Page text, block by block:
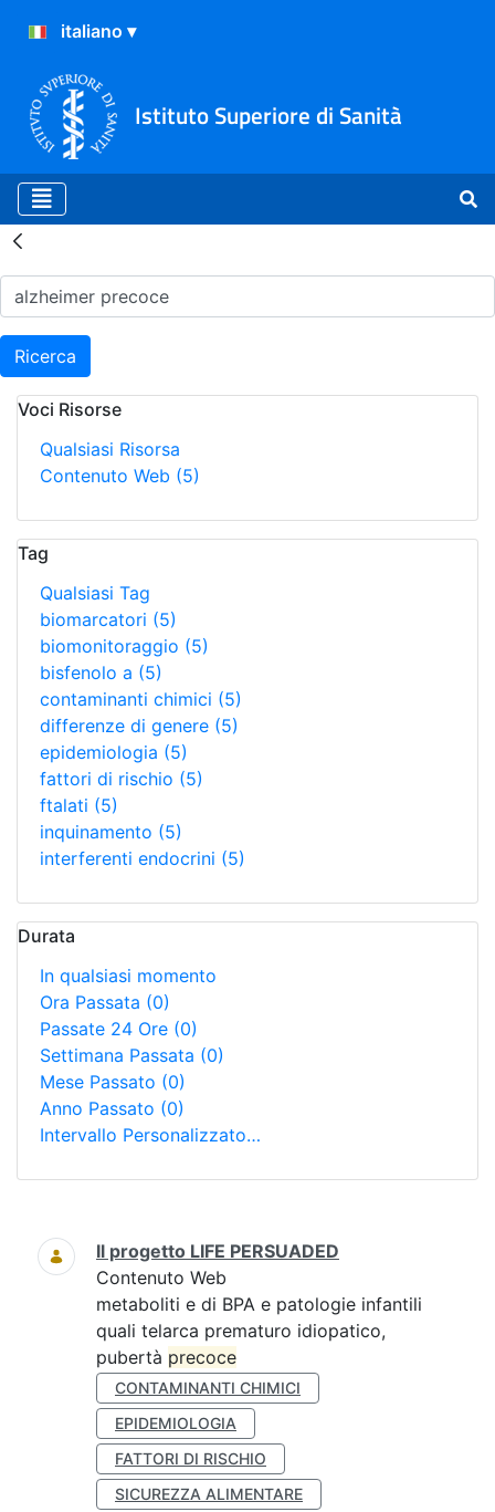
Istituto Superiore di Sanità
Risultati della Ricerca -
Ricerca
Voci Risorse
Qualsiasi Risorsa
Contenuto Web (5)
Tag
Qualsiasi Tag
biomarcatori (5)
biomonitoraggio (5)
bisfenolo a (5)
contaminanti chimici (5)
differenze di genere (5)
epidemiologia (5)
fattori di rischio (5)
ftalati (5)
inquinamento (5)
interferenti endocrini (5)
Durata
In qualsiasi momento
Ora Passata (0)
Passate 24 Ore (0)
Settimana Passata (0)
Mese Passato (0)
Anno Passato (0)
Intervallo Personalizzato…
Ricerca
Il progetto LIFE PERSUADED
Contenuto Web
metaboliti e di BPA e patologie infantili
quali telarca prematuro idiopatico,
pubertà precoce
CONTAMINANTI CHIMICI
EPIDEMIOLOGIA
FATTORI DI RISCHIO
SICUREZZA ALIMENTARE